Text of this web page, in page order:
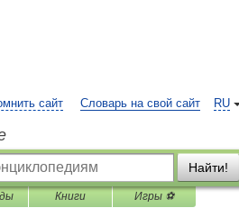
RU
сайт Словарь на свой сайт
Найти!
Книги Игры ⚽